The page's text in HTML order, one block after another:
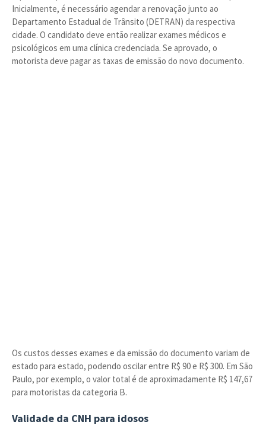
Inicialmente, é necessário agendar a renovação junto ao
Departamento Estadual de Trânsito (DETRAN) da respectiva
cidade. O candidato deve então realizar exames médicos e
psicológicos em uma clínica credenciada. Se aprovado, o
motorista deve pagar as taxas de emissão do novo documento.
Os custos desses exames e da emissão do documento variam de
estado para estado, podendo oscilar entre R$ 90 e R$ 300. Em São
Paulo, por exemplo, o valor total é de aproximadamente R$ 147,67
para motoristas da categoria B.
Validade da CNH para idosos